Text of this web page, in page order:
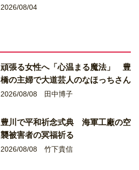
2026/08/04
頑張る女性へ「心温まる魔法」 豊
橋の主婦で大道芸人のなほっちさん
2026/08/08 田中博子
豊川で平和祈念式典 海軍工廠の空
襲被害者の冥福祈る
2026/08/08 竹下貴信